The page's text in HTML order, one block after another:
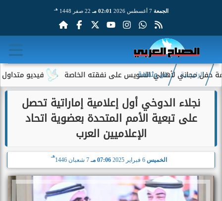
الجمعة 7 أغسطس 2026 02:01 مـ 22 صفر 1448 هـ
فيديو متداول لسيدة لأهالي السويس على نفقته الخاصة
الرئيسية فن وثقافة
نجلاء الدوخي أول إعلامية إماراتية تحصل
على تبعية الأمم المتحدة بعضوية اتحاد
الإعلاميين العرب
الخميس 07:06 مـ 7 شعبان 1446
هـ